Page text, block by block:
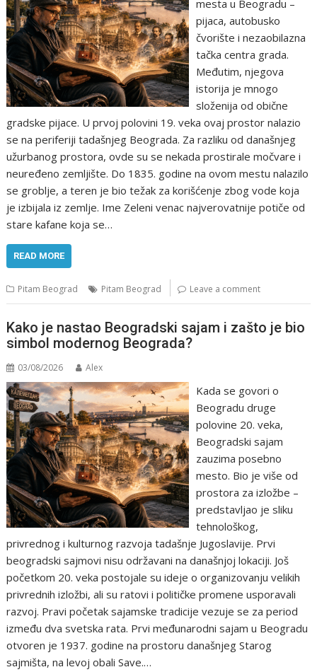
mesta u Beogradu –
pijaca, autobusko
čvorište i nezaobilazna
tačka centra grada.
Međutim, njegova
istorija je mnogo
složenija od obične
gradske pijace. U prvoj polovini 19. veka ovaj prostor nalazio
se na periferiji tadašnjeg Beograda. Za razliku od današnjeg
užurbanog prostora, ovde su se nekada prostirale močvare i
neuređeno zemljište. Do 1835. godine na ovom mestu nalazilo
se groblje, a teren je bio težak za korišćenje zbog vode koja
je izbijala iz zemlje. Ime Zeleni venac najverovatnije potiče od
stare kafane koja se…
READ MORE
Pitam Beograd Pitam Beograd Leave a comment
Kako je nastao Beogradski sajam i zašto je bio
simbol modernog Beograda?
03/08/2026 Alex
Kada se govori o
Beogradu druge
polovine 20. veka,
Beogradski sajam
zauzima posebno
mesto. Bio je više od
prostora za izložbe –
predstavljao je sliku
tehnološkog,
privrednog i kulturnog razvoja tadašnje Jugoslavije. Prvi
beogradski sajmovi nisu održavani na današnjoj lokaciji. Još
početkom 20. veka postojale su ideje o organizovanju velikih
privrednih izložbi, ali su ratovi i političke promene usporavali
razvoj. Pravi početak sajamske tradicije vezuje se za period
između dva svetska rata. Prvi međunarodni sajam u Beogradu
otvoren je 1937. godine na prostoru današnjeg Starog
sajmišta, na levoj obali Save.…